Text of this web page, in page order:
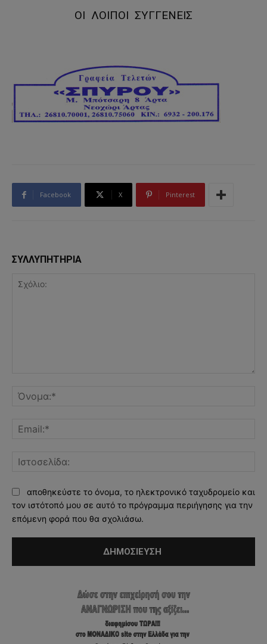
ΟΙ ΛΟΙΠΟΙ ΣΥΓΓΕΝΕΙΣ
Facebook X Pinterest
ΣΥΛΛΥΠΗΤΗΡΙΑ
αποθηκεύστε το όνομα, το ηλεκτρονικό ταχυδρομείο και
τον ιστότοπό μου σε αυτό το πρόγραμμα περιήγησης για την
επόμενη φορά που θα σχολιάσω.